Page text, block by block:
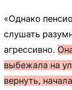
«Однако
слушать
агрессивно.
выбежала на
вернуть,